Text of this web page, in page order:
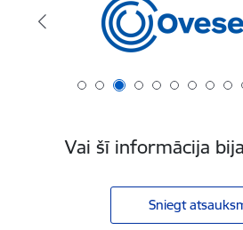
Vai šī informācija
Sniegt